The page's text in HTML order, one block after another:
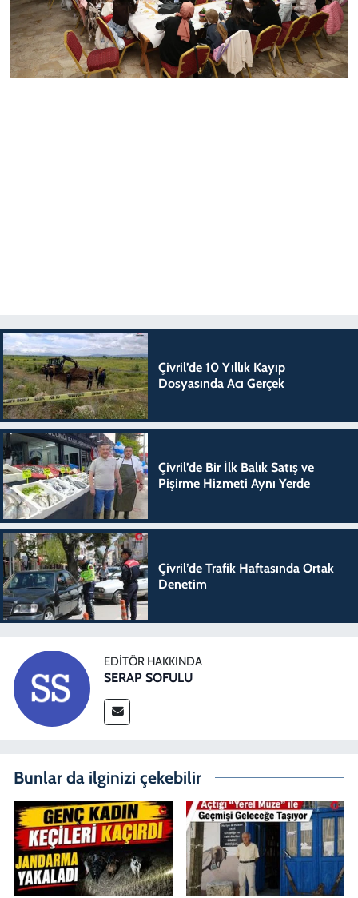
Çivril’de 10 Yıllık Kayıp
Dosyasında Acı Gerçek
Çivril’de Bir İlk Balık Satış ve
Pişirme Hizmeti Aynı Yerde
Çivril’de Trafik Haftasında Ortak
Denetim
EDITÖR HAKKINDA
SERAP SOFULU
Bunlar da ilginizi çekebilir